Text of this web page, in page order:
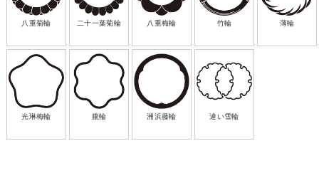
八重菊輪 二十一葉菊輪 八重梅輪 竹輪 薄輪
光琳梅輪 朧輪 洲浜藤輪 違い雪輪